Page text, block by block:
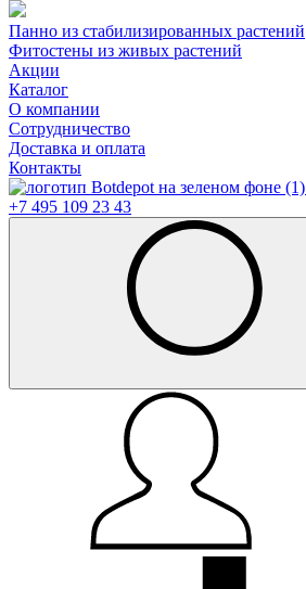
Панно из стабилизированных растений
Фитостены из живых растений
Акции
Каталог
О компании
Сотрудничество
Доставка и оплата
Контакты
+7 495 109 23 43